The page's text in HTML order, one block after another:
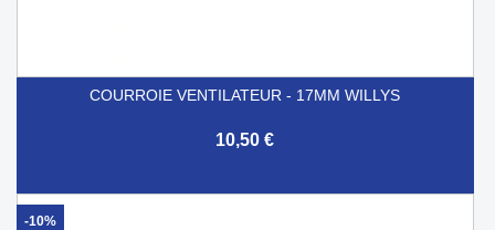
COURROIE VENTILATEUR - 17MM WILLYS
10,50 €
-10%